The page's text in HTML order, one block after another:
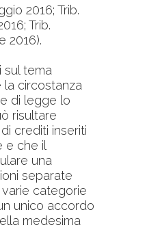
2016; Trib.
Trib.
2016).
sul tema
la circostanza
di legge lo
risultare
crediti inseriti
e che il
una
separate
categorie
unico accordo
medesima